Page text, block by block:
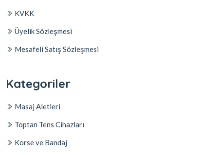
KVKK
Üyelik Sözleşmesi
Mesafeli Satış Sözleşmesi
Kategoriler
Masaj Aletleri
Toptan Tens Cihazları
Korse ve Bandaj